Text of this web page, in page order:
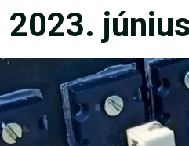
2023. június